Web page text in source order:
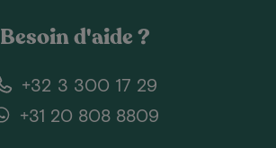
Besoin d'aide ?
+32 3 300 17 29
+31 20 808 8809